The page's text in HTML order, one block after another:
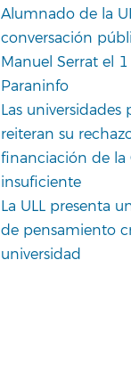
Alumnado de la
conversación
Manuel Serrat el
Paraninfo
Las universidades
reiteran su
financiación de la
insuficiente
La ULL presenta
de pensamiento
universidad